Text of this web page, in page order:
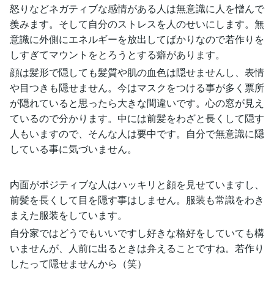
怒りなどネガティブな感情がある人は無意識に人を憎んで
羨みます。そして自分のストレスを人のせいにします。無
意識に外側にエネルギーを放出してばかりなので若作りを
しすぎてマウントをとろうとする癖があります。
顔は髪形で隠しても髪質や肌の血色は隠せませんし、表情
や目つきも隠せません。今はマスクをつける事が多く票所
が隠れていると思ったら大きな間違いです。心の窓が見え
ているので分かります。中には前髪をわざと長くして隠す
人もいますので、そんな人は要中です。自分で無意識に隠
している事に気づいません。
内面がポジティブな人はハッキリと顔を見せていますし、
前髪を長くして目を隠す事はしません。服装も常識をわき
まえた服装をしています。
自分家ではどうでもいいですし好きな格好をしていても構
いませんが、人前に出るときは弁えることですね。若作り
したって隠せませんから（笑）